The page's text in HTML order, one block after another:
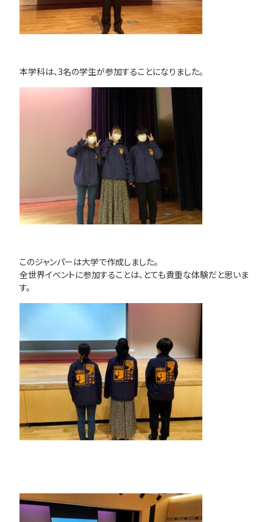
本学科は、3名の学生が参加することになりました。
このジャンパーは大学で作成しました。
全世界イベントに参加することは、とても貴重な体験だと思いま
す。